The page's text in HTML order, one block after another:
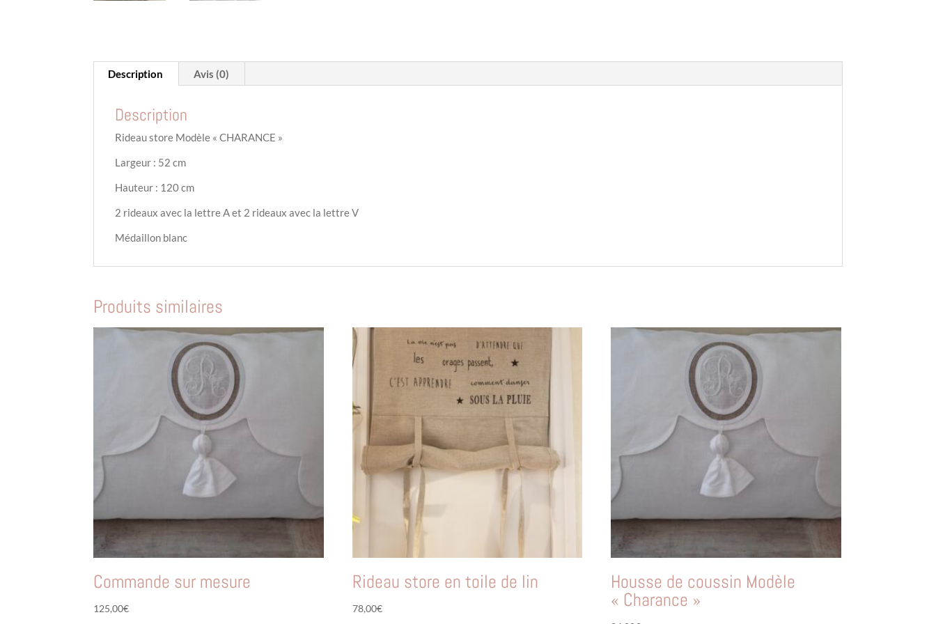
Description Avis (0)
Description
Rideau store Modèle « CHARANCE »
Largeur : 52 cm
Hauteur : 120 cm
2 rideaux avec la lettre A et 2 rideaux avec la lettre V
Médaillon blanc
Produits similaires
Commande sur mesure
125,00€
Rideau store en toile de lin
78,00€
Housse de coussin Modèle
« Charance »